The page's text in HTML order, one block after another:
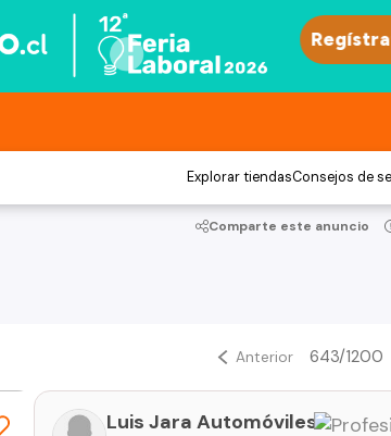
Explorar tiendasConsejos de
Comparte este anuncio
Anterior 643/1200
Luis Jara Automóviles